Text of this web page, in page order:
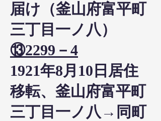
届け（釜山府富平町
三丁目一ノ八）
⑬2299－4
1921年8月10日居住
移転、釜山府富平町
三丁目一ノ八→同町